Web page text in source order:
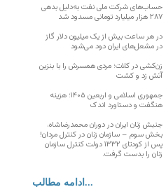
حساب‌های شرکت ملی نفت به‌دلیل بدهی
۲۸۷ هزار میلیارد تومانی مسدود شد
در هر ساعت بیش از یک میلیون دلار گاز
در مشعل‌های ایران دود می‌شود
زن‌کشی در کلات؛ مردی همسرش را با بنزین
آتش زد و کشت
جمهوری اسلامی و اربعین ۱۴۰۵؛ هزینه
هنگفت و دستاورد اندک
جنبش زنان ایران در دوران محمدرضاشاه،
بخش سوم – سازمان زنان در کنترل مردان!
پس از کودتای ۱۳۳۲ دولت کنترل سازمان
زنان را بدست گرفت.
ادامه مطالب...